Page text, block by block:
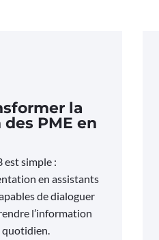
la
PME en
est simple :
en assistants
de dialoguer
l’information
quotidien.